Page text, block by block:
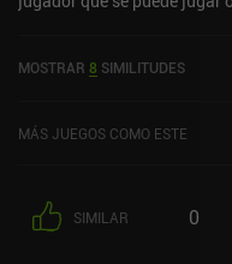
Store de iOS.
MOSTRAR 8 SIMILITUDES
MÁS JUEGOS COMO ESTE
SIMILAR 0